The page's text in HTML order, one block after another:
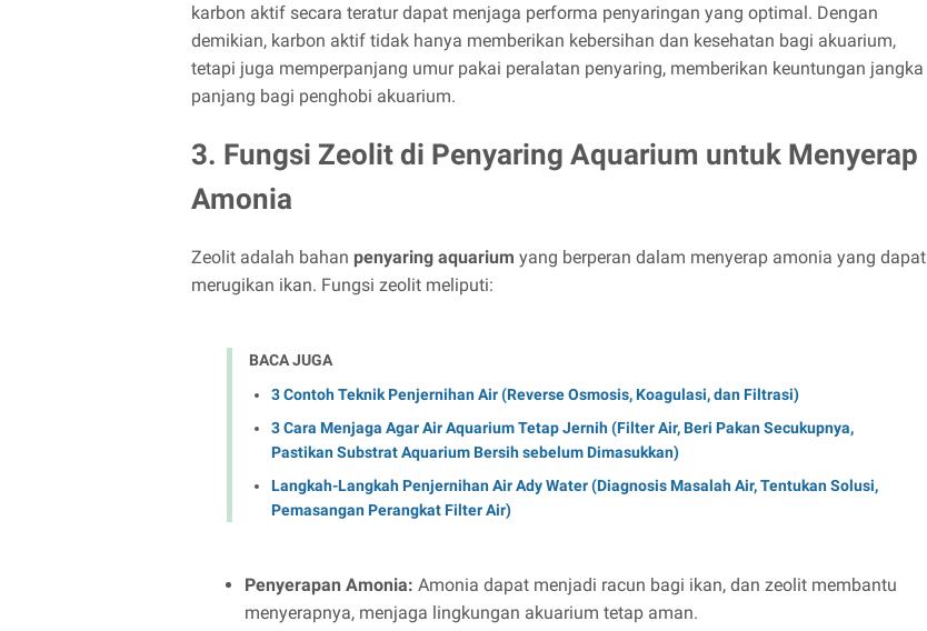
karbon aktif secara teratur dapat menjaga performa penyaringan yang optimal. Dengan
demikian, karbon aktif tidak hanya memberikan kebersihan dan kesehatan bagi akuarium,
tetapi juga memperpanjang umur pakai peralatan penyaring, memberikan keuntungan jangka
panjang bagi penghobi akuarium.
3. Fungsi Zeolit di Penyaring Aquarium untuk Menyerap
Amonia
Zeolit adalah bahan penyaring aquarium yang berperan dalam menyerap amonia yang dapat
merugikan ikan. Fungsi zeolit meliputi:
BACA JUGA
3 Contoh Teknik Penjernihan Air (Reverse Osmosis, Koagulasi, dan Filtrasi)
3 Cara Menjaga Agar Air Aquarium Tetap Jernih (Filter Air, Beri Pakan Secukupnya,
Pastikan Substrat Aquarium Bersih sebelum Dimasukkan)
Langkah-Langkah Penjernihan Air Ady Water (Diagnosis Masalah Air, Tentukan Solusi,
Pemasangan Perangkat Filter Air)
Penyerapan Amonia: Amonia dapat menjadi racun bagi ikan, dan zeolit membantu
menyerapnya, menjaga lingkungan akuarium tetap aman.